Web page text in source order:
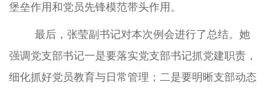
堡垒作用和党员先锋模范带头作用。
最后，张莹副书记对本次例会进行了总结。她
强调党支部书记一是要落实党支部书记抓党建职责，
细化抓好党员教育与日常管理；二是要明晰支部动态